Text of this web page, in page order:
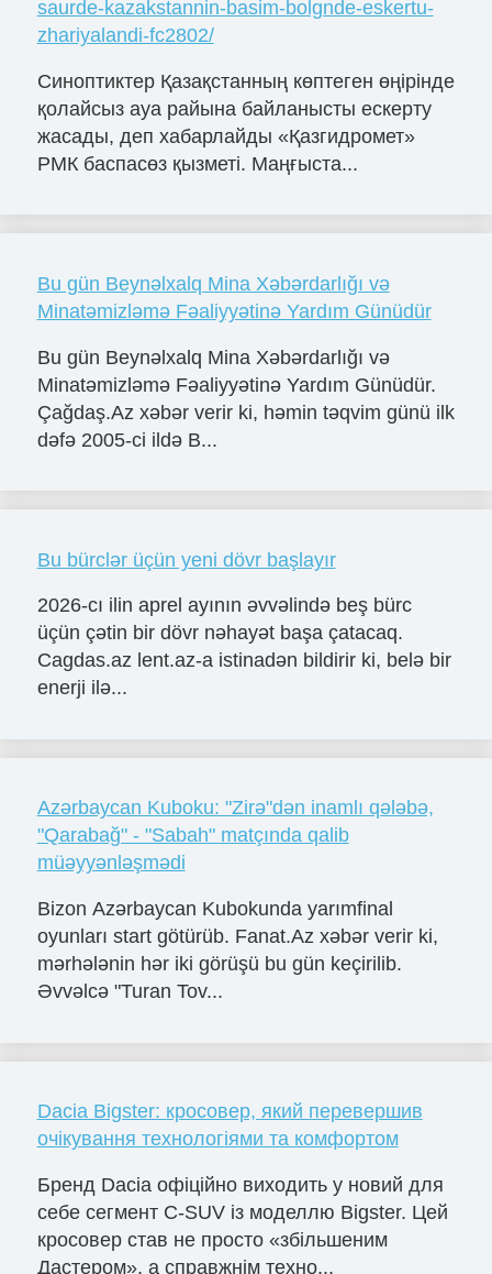
saurde-kazakstannin-basim-bolgnde-eskertu-
zhariyalandi-fc2802/
Синоптиктер Қазақстанның көптеген өңірінде
қолайсыз ауа райына байланысты ескерту
жасады, деп хабарлайды «Қазгидромет»
РМК баспасөз қызметі. Маңғыста...
Bu gün Beynəlxalq Mina Xəbərdarlığı və
Minatəmizləmə Fəaliyyətinə Yardım Günüdür
Bu gün Beynəlxalq Mina Xəbərdarlığı və
Minatəmizləmə Fəaliyyətinə Yardım Günüdür.
Çağdaş.Az xəbər verir ki, həmin təqvim günü ilk
dəfə 2005-ci ildə B...
Bu bürclər üçün yeni dövr başlayır
2026-cı ilin aprel ayının əvvəlində beş bürc
üçün çətin bir dövr nəhayət başa çatacaq.
Cagdas.az lent.az-a istinadən bildirir ki, belə bir
enerji ilə...
Azərbaycan Kuboku: "Zirə"dən inamlı qələbə,
"Qarabağ" - "Sabah" matçında qalib
müəyyənləşmədi
Bizon Azərbaycan Kubokunda yarımfinal
oyunları start götürüb. Fanat.Az xəbər verir ki,
mərhələnin hər iki görüşü bu gün keçirilib.
Əvvəlcə "Turan Tov...
Dacia Bigster: кросовер, який перевершив
очікування технологіями та комфортом
Бренд Dacia офіційно виходить у новий для
себе сегмент C-SUV із моделлю Bigster. Цей
кросовер став не просто «збільшеним
Дастером», а справжнім техно...